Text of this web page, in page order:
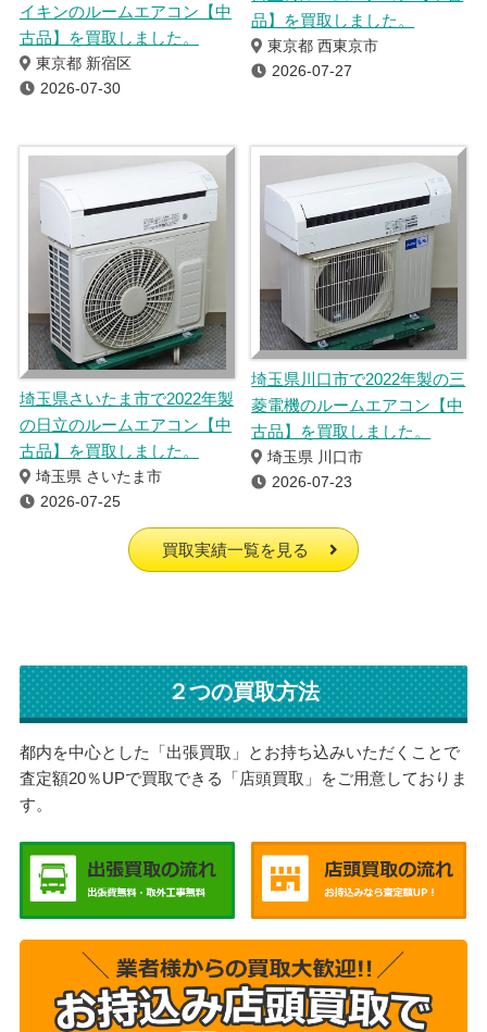
イキンのルームエアコン【中
古品】を買取しました。
東京都 新宿区
2026-07-30
品】を買取しました。
東京都 西東京市
2026-07-27
埼玉県さいたま市で2022年製
の日立のルームエアコン【中
古品】を買取しました。
埼玉県 さいたま市
2026-07-25
埼玉県川口市で2022年製の三
菱電機のルームエアコン【中
古品】を買取しました。
埼玉県 川口市
2026-07-23
買取実績一覧を見る
２つの買取方法
都内を中心とした「出張買取」とお持ち込みいただくことで
査定額20％UPで買取できる「店頭買取」をご用意しておりま
す。